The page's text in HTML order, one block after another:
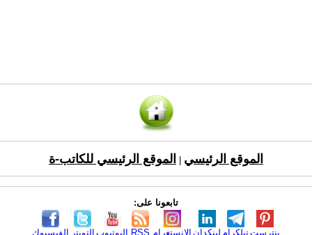
الموقع الرئيسي الموقع الرئيسي للكاتب-ة
تابعونا على:
الفيسبوك التويتر اليوتيوب RSS الانستغرام لينكدإن تيلكرامبنترست